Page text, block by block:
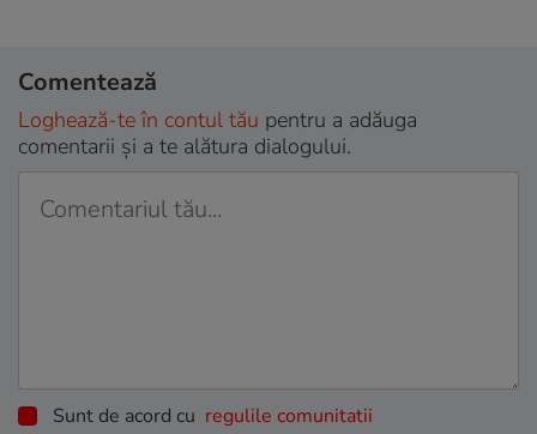
Comentează
Loghează-te în contul tău pentru a adăuga
comentarii și a te alătura dialogului.
Sunt de acord cu regulile comunitatii